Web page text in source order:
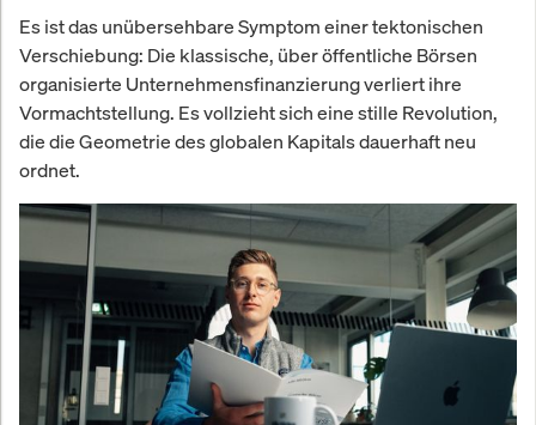
Es ist das unübersehbare Symptom einer tektonischen
Verschiebung: Die klassische, über öffentliche Börsen
organisierte Unternehmensfinanzierung verliert ihre
Vormachtstellung. Es vollzieht sich eine stille Revolution,
die die Geometrie des globalen Kapitals dauerhaft neu
ordnet.